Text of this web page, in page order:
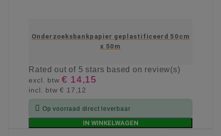
Onderzoeksbankpapier geplastificeerd 50cm
x 50m
Ratedout of 5 stars based on review(s)
excl. btw€ 14,15
incl. btw€ 17,12
 Op voorraad direct leverbaar
IN WINKELWAGEN